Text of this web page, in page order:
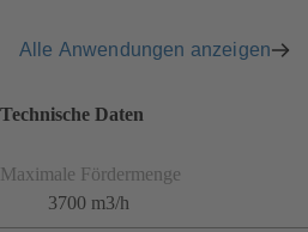
Alle Anwendungen anzeigen
Technische Daten
Maximale Fördermenge
3700 m3/h